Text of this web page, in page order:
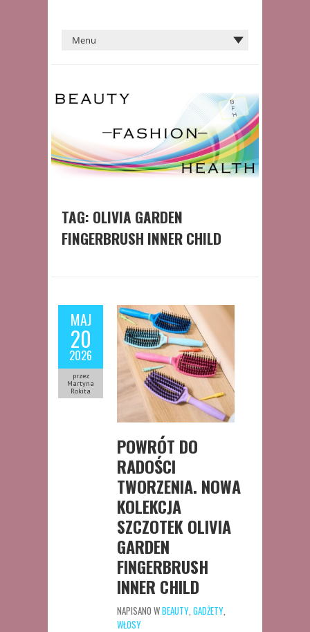
TAG: OLIVIA GARDEN
FINGERBRUSH INNER CHILD
MAJ
20
2026
przez
Martyna
Rokita
POWRÓT DO
RADOŚCI
TWORZENIA. NOWA
KOLEKCJA
SZCZOTEK OLIVIA
GARDEN
FINGERBRUSH
INNER CHILD
NAPISANO WBEAUTY GADŻETY
WŁOSY